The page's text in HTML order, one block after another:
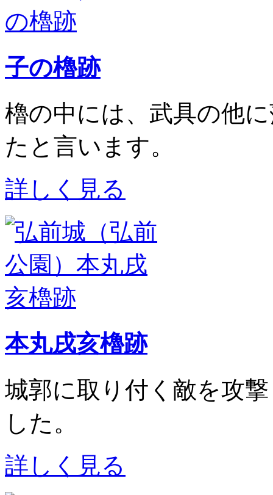
子の櫓跡
櫓の中には、武具の他
たと言います。
詳しく見る
本丸戌亥櫓跡
城郭に取り付く敵を攻
した。
詳しく見る